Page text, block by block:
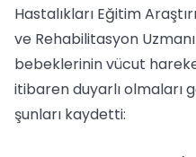
Hastalıkları Eğitim
ve Rehabilitasyon
bebeklerinin vücut
itibaren duyarlı olmaları
şunları kaydetti: